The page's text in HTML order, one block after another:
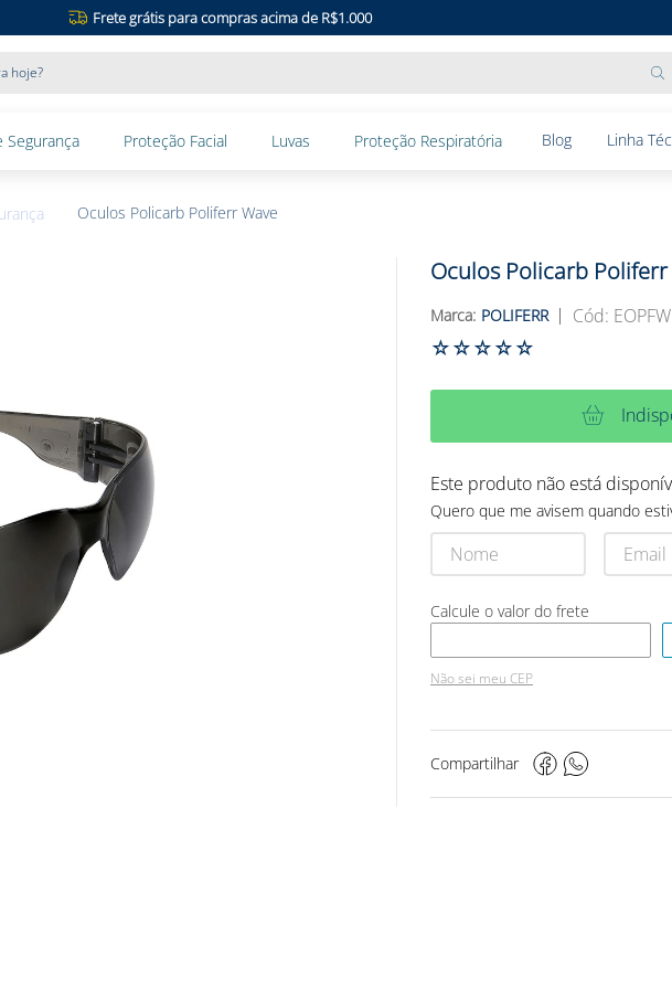
Frete grátis para compras acima de R$1.000
Segurança Proteção Facial Luvas Proteção Respiratória Blog Linha
Oculos Policarb Poliferr Wave
Oculos Policarb Poliferr
POLIFERR :
☆☆☆☆☆
Este produto não está
Quero que me avisem quando
Não sei meu CEP
Compartilhar